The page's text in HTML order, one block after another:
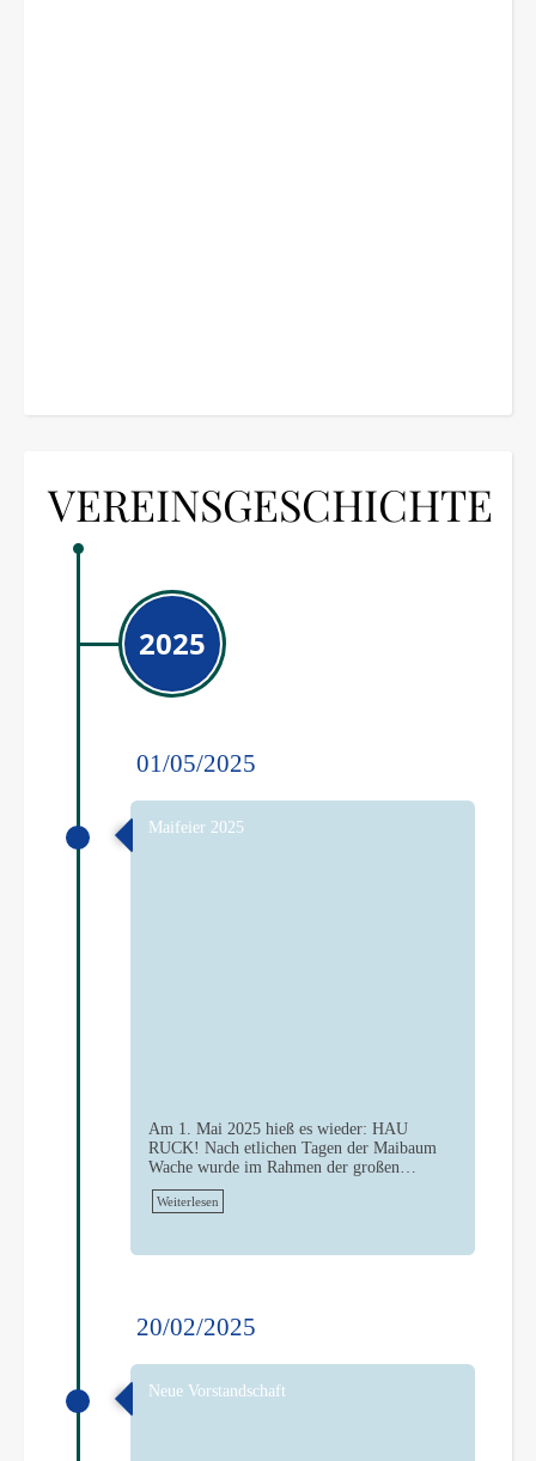
VEREINSGESCHICHTE
2025
01/05/2025
Maifeier 2025
Am 1. Mai 2025 hieß es wieder: HAU
RUCK! Nach etlichen Tagen der Maibaum
Wache wurde im Rahmen der großen…
Weiterlesen
20/02/2025
Neue Vorstandschaft